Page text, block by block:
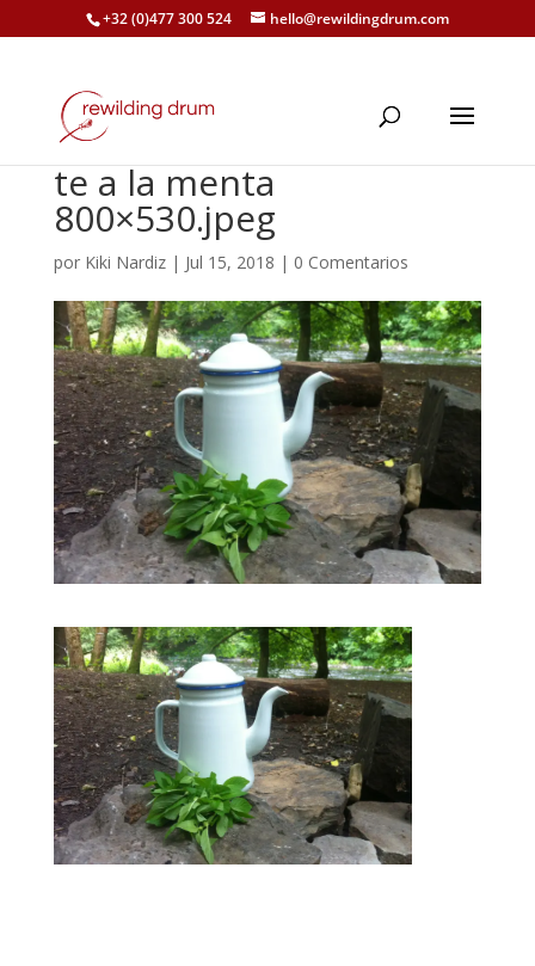
+32 (0)477 300 524 hello@rewildingdrum.com
te a la menta
800×530.jpeg
por Kiki Nardiz| Jul 15, 2018 | 0 Comentarios